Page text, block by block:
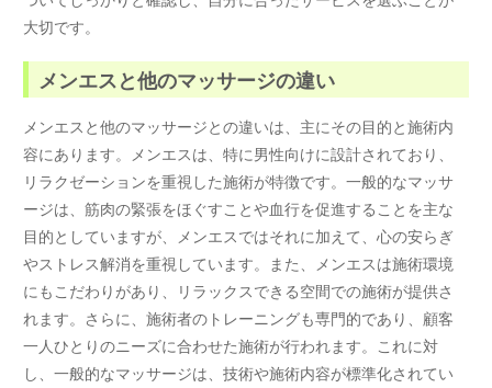
大切です。
メンエスと他のマッサージの違い
メンエスと他のマッサージとの違いは、主にその目的と施術内
容にあります。メンエスは、特に男性向けに設計されており、
リラクゼーションを重視した施術が特徴です。一般的なマッサ
ージは、筋肉の緊張をほぐすことや血行を促進することを主な
目的としていますが、メンエスではそれに加えて、心の安らぎ
やストレス解消を重視しています。また、メンエスは施術環境
にもこだわりがあり、リラックスできる空間での施術が提供さ
れます。さらに、施術者のトレーニングも専門的であり、顧客
一人ひとりのニーズに合わせた施術が行われます。これに対
し、一般的なマッサージは、技術や施術内容が標準化されてい